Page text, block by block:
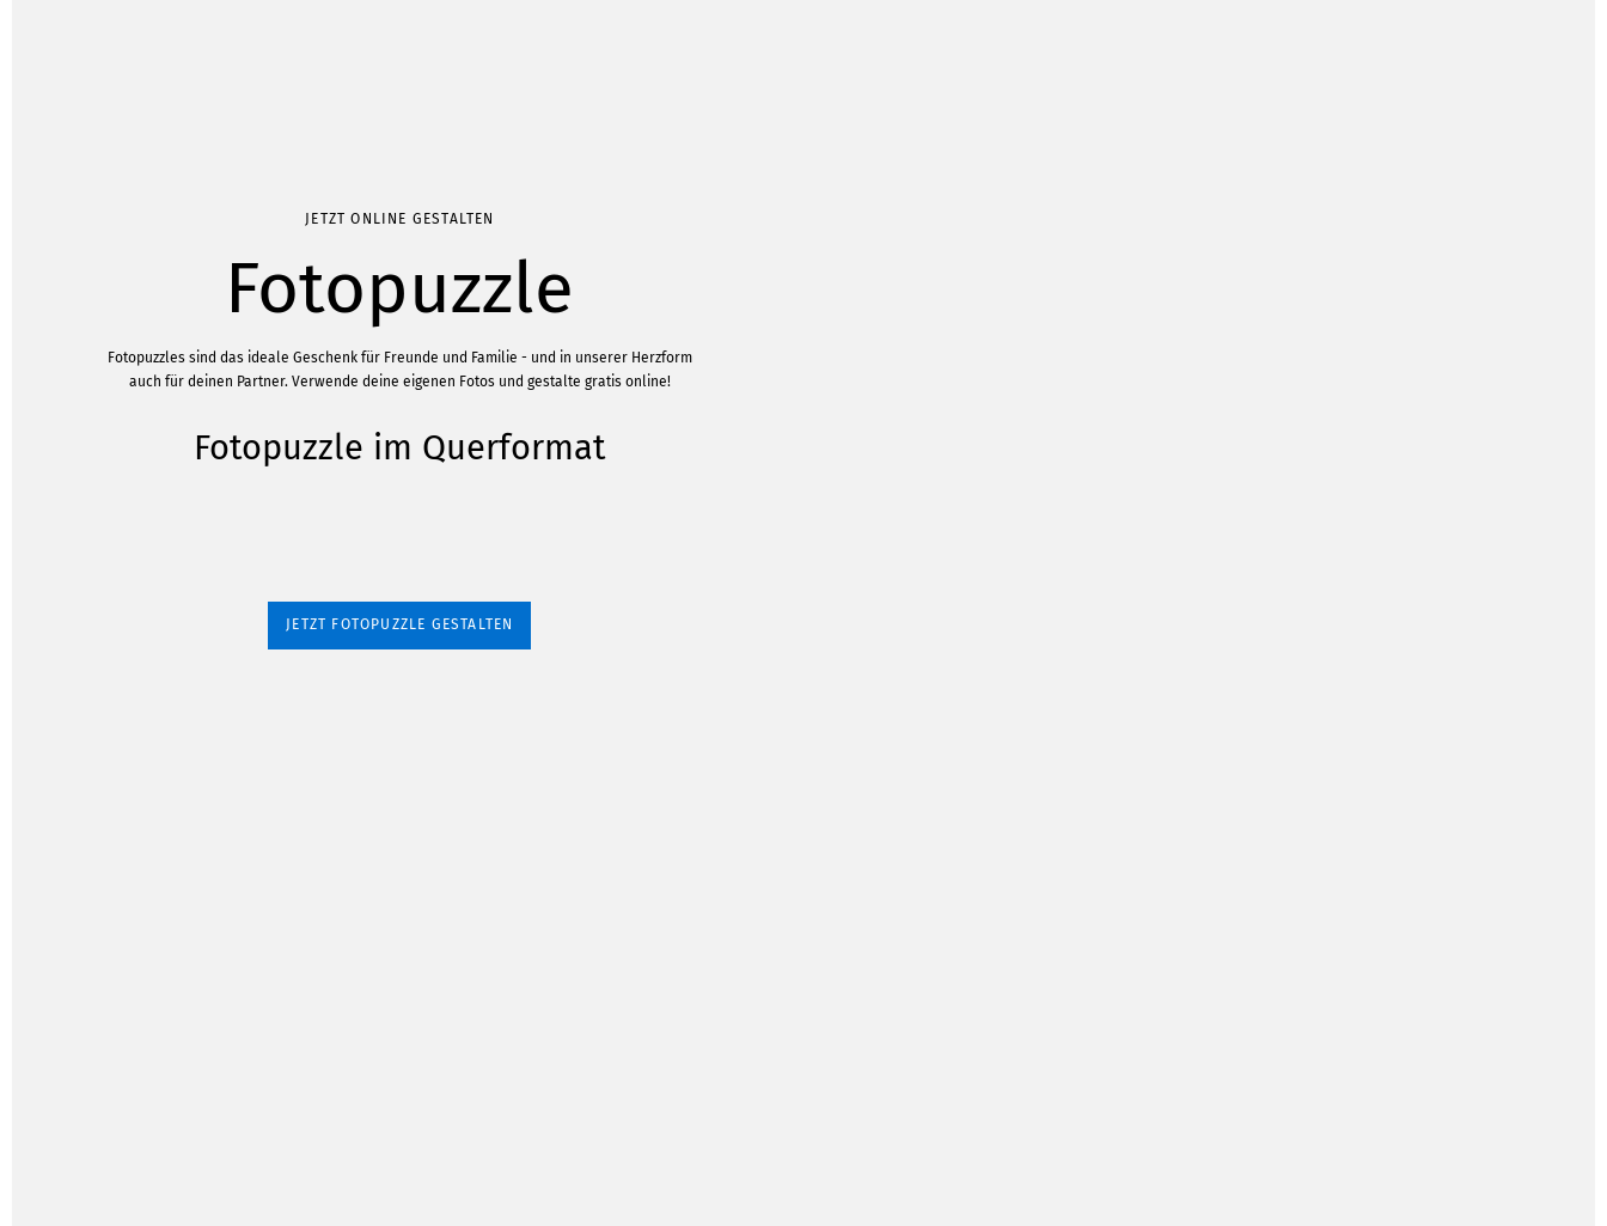
JETZT ONLINE GESTALTEN
Fotopuzzle
Fotopuzzles sind das ideale Geschenk für Freunde und Familie - und in unserer Herzform
auch für deinen Partner. Verwende deine eigenen Fotos und gestalte gratis online!
Fotopuzzle im Querformat
JETZT FOTOPUZZLE GESTALTEN